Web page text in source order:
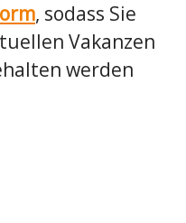
, sodass Sie
Vakanzen
werden